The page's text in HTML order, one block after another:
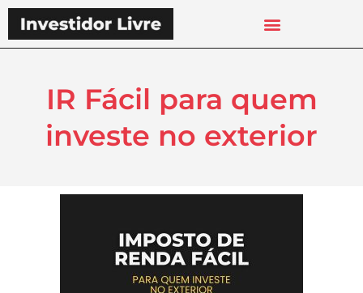
IR Fácil para quem
investe no exterior